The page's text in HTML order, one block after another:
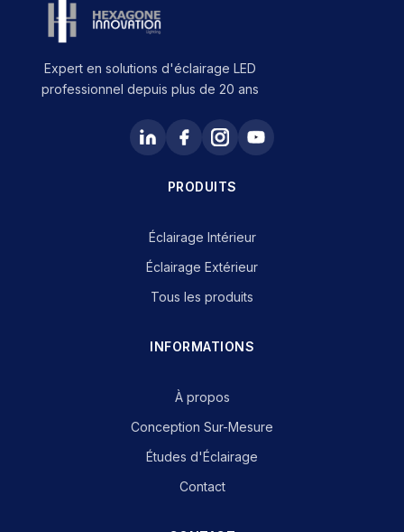
Expert en solutions d'éclairage LED
professionnel depuis plus de 20 ans
PRODUITS
Éclairage Intérieur
Éclairage Extérieur
Tous les produits
INFORMATIONS
À propos
Conception Sur-Mesure
Études d'Éclairage
Contact